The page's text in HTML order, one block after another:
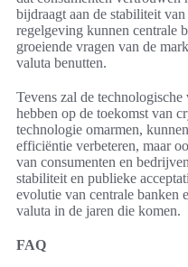
bijdraagt aan de stabiliteit
regelgeving kunnen centrale
groeiende vragen van de
valuta benutten.
Tevens zal de
hebben op de toekomst van
technologie omarmen,
efficiëntie verbeteren, maar
van consumenten en
stabiliteit en publieke
evolutie van centrale banken
valuta in de jaren die komen.
FAQ